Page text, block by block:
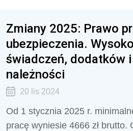
Zmiany 2025: Prawo
ubezpieczenia.
świadczeń, dodatków
należności
20 lis 2024
Od 1 stycznia 2025 r.
pracę wyniesie 4666 zł brutto.